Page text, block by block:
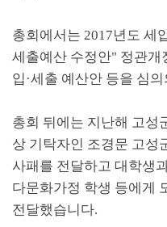
총회에서는 2017년도 세
세출예산 수정안" 정관개
입 ·세출 예산안 등을 심
총회 뒤에는 지난해 고성
상 기탁자인 조경문 고성
사패를 전달하고 대학생
다문화가정 학생 등에게
전달했습니다.